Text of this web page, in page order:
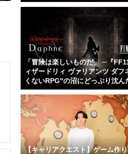
「冒険は楽しいものだ」 ─『
ィザードリィ ヴァリアンツ ダフ
くないRPG"の沼にどっぷり沈ん
【キャリアクエスト】ゲーム作